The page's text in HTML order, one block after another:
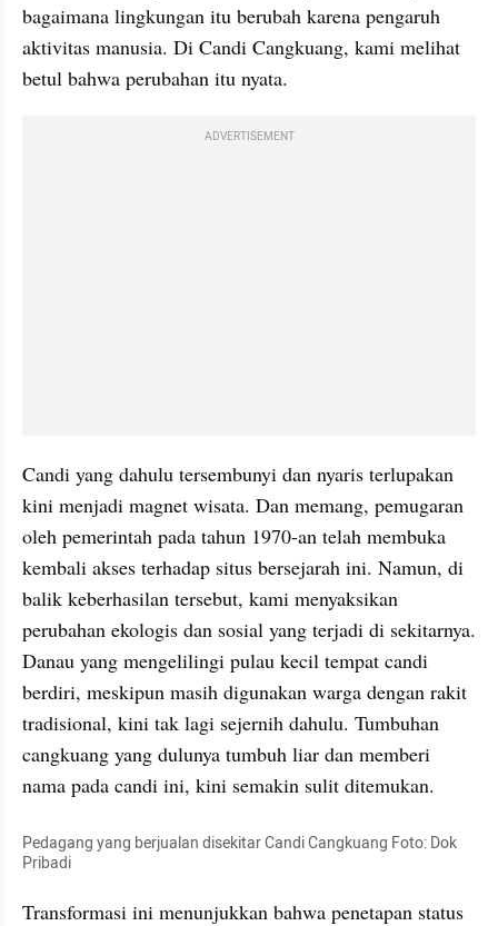
bagaimana lingkungan itu berubah karena pengaruh
aktivitas manusia. Di Candi Cangkuang, kami melihat
betul bahwa perubahan itu nyata.
ADVERTISEMENT
Candi yang dahulu tersembunyi dan nyaris terlupakan
kini menjadi magnet wisata. Dan memang, pemugaran
oleh pemerintah pada tahun 1970-an telah membuka
kembali akses terhadap situs bersejarah ini. Namun, di
balik keberhasilan tersebut, kami menyaksikan
perubahan ekologis dan sosial yang terjadi di sekitarnya.
Danau yang mengelilingi pulau kecil tempat candi
berdiri, meskipun masih digunakan warga dengan rakit
tradisional, kini tak lagi sejernih dahulu. Tumbuhan
cangkuang yang dulunya tumbuh liar dan memberi
nama pada candi ini, kini semakin sulit ditemukan.
Pedagang yang berjualan disekitar Candi Cangkuang Foto: Dok
Pribadi
Transformasi ini menunjukkan bahwa penetapan status